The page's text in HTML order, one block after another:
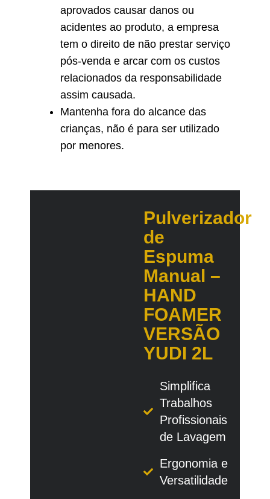
aprovados causar danos ou
acidentes ao produto, a empresa
tem o direito de não prestar serviço
pós-venda e arcar com os custos
relacionados da responsabilidade
assim causada.
Mantenha fora do alcance das
crianças, não é para ser utilizado
por menores.
Pulverizador
de
Espuma
Manual –
HAND
FOAMER
VERSÃO
YUDI 2L
Simplifica
Trabalhos
Profissionais
de Lavagem
Ergonomia e
Versatilidade